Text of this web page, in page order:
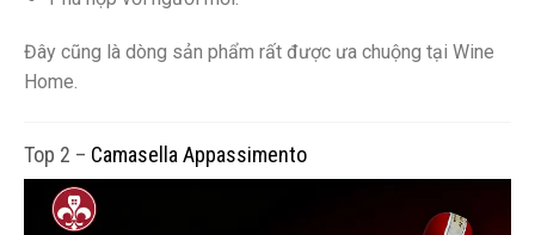
Đây cũng là dòng sản phẩm rất được ưa chuộng tại Wine
Home.
Top 2 – Camasella Appassimento